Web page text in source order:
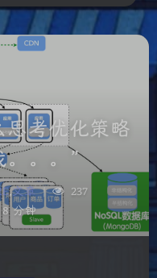
考优化策略
。。。”
,文章 |
237
8 分钟